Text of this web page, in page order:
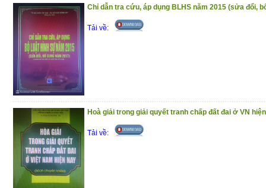
Chỉ dẫn tra cứu, áp dụng BLHS năm 2015 (sửa đổi,
Tải về:
Hoà giải trong giải quyết tranh chấp đất đai ở VN
Tải về: